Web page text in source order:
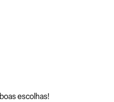
boas escolhas!